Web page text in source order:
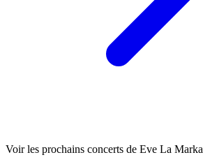
Voir les prochains concerts de Eve La Marka